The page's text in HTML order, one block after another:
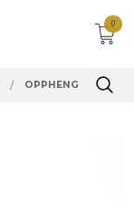
0
OPPHENG